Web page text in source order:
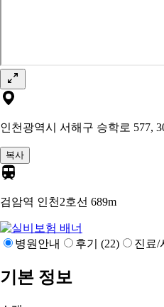
인천광역시 서해구 승학로 577,
복사
검암역 인천2호선 689m
병원안내 후기 (22) 진료/
기본 정보